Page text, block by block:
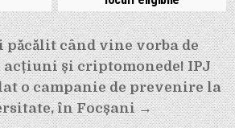
păcălit când vine vorba de
și criptomonede! IPJ
o campanie de prevenire la
în Focșani →